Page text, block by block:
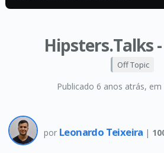
Hipsters.Talks
Publicado 6 anos atrás, em
Off Topic
por Leonardo Teixeira |